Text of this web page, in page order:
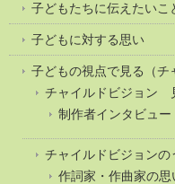
子どもたちに伝えたいこ
子どもに対する思い
子どもの視点で見る（チ
チャイルドビジョン
制作者インタビュー
チャイルドビジョンの
作詞家・作曲家の思